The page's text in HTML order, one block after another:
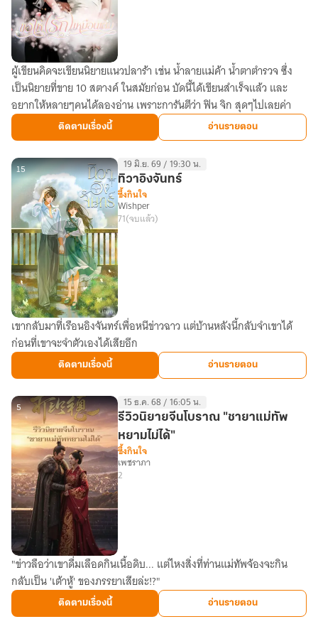
ขอ
ให้(รัก)
เหมือน
เดิม
ผู้เขียนคิดจะเขียนนิยายแนวปลาร้า เช่น น้ำลายแม่ค้า น้ำตาตำรวจ ซึ่ง
เป็นนิยายที่ขาย 10 สตางค์ ในสมัยก่อน บัดนี้ได้เขียนสำเร็จแล้ว และ
อยากให้หลายๆคนได้ลองอ่าน เพราะการันตีว่า ฟิน จิก สุดๆไปเลยค่า
ติดตามเรื่องนี้ อ่านรายตอน
ทิวา
อิง
จันทร์
15 19 มิ.ย. 69 / 19:30 น.
ทิวาอิงจันทร์
ซึ้งกินใจ
Wishper
71(จบแล้ว)
เขากลับมาที่เรือนอิงจันทร์เพื่อหนีข่าวฉาว แต่บ้านหลังนี้กลับจำเขาได้
ก่อนที่เขาจะจำตัวเองได้เสียอีก
ติดตามเรื่องนี้ อ่านรายตอน
รีวิว
นิยาย
จีน
โบราณ
5 15 ธ.ค. 68 / 16:05 น.
รีวิวนิยายจีนโบราณ "ชายาแม่ทัพ
หยามไม่ได้"
ซึ้งกินใจ
เพชราภา
2
"ข่าวลือว่าเขาดื่มเลือดกินเนื้อดิบ... แต่ไหงสิ่งที่ท่านแม่ทัพจ้องจะกิน
กลับเป็น 'เต้าหู้' ของภรรยาเสียล่ะ!?"
ติดตามเรื่องนี้ อ่านรายตอน